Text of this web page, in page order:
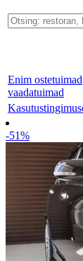
Enim ostetuimad
vaadatuimad
-51%